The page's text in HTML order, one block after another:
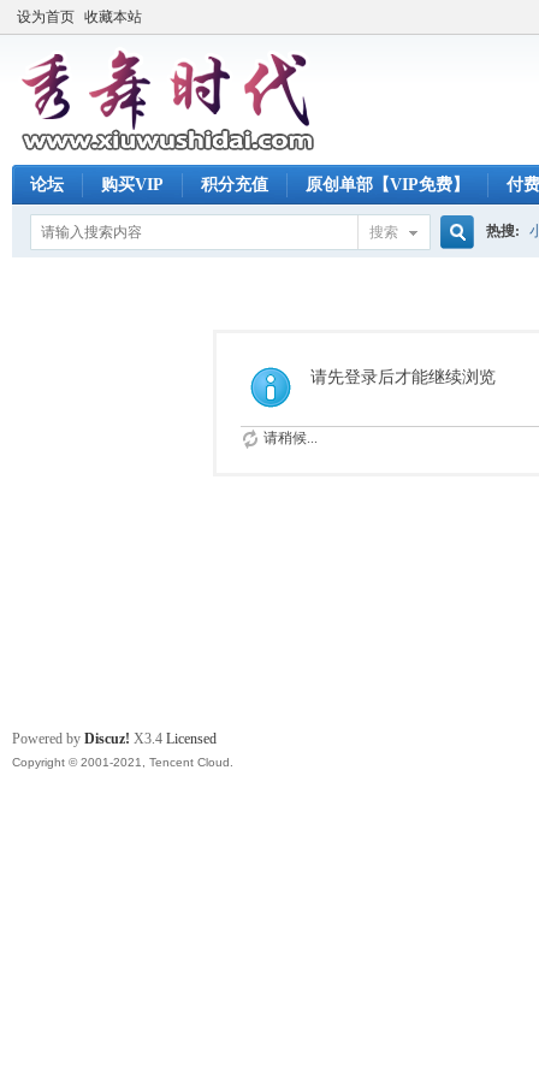
设为首页 收藏本站
论坛 购买VIP 积分充值 原创单部【VIP免费】 付
搜索
索
热搜:
请先登录后才能继续浏览
请稍候...
Powered by Discuz! X3.4 Licensed
Copyright © 2001-2021, Tencent Cloud.